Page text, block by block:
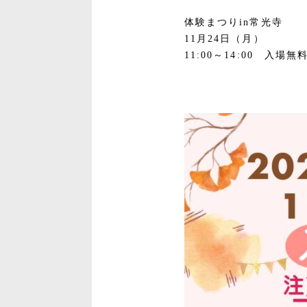
体験まつりin常光寺
11月24日（月）
11:00～14:00 入場無